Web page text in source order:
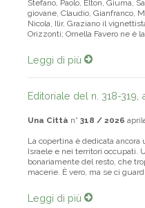
Stefano, Paolo, Elton, Giuma,
giovane, Claudio, Gianfranco,
Nicola, Ilir, Graziano il
Orizzonti; Ornella Favero ne è
Leggi di più
Editoriale del n. 318-
Una Città n° 318 / 2026
La copertina è dedicata
Israele e nei territori occupati.
bonariamente del resto, che
macerie. È vero, ma se ci
Leggi di più